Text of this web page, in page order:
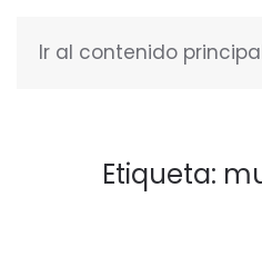
Ir al contenido
Etiqueta: